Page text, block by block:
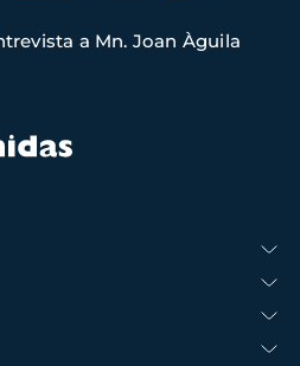
a Mn. Joan Àguila